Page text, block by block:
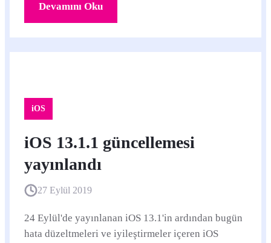
Devamını Oku
iOS
iOS 13.1.1 güncellemesi
yayınlandı
27 Eylül 2019
24 Eylül'de yayınlanan iOS 13.1'in ardından bugün
hata düzeltmeleri ve iyileştirmeler içeren iOS